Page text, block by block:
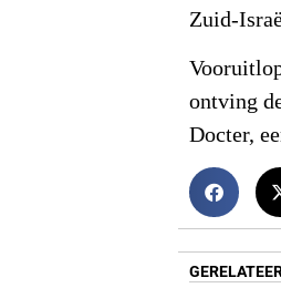
Zuid-
ontving
Docter,